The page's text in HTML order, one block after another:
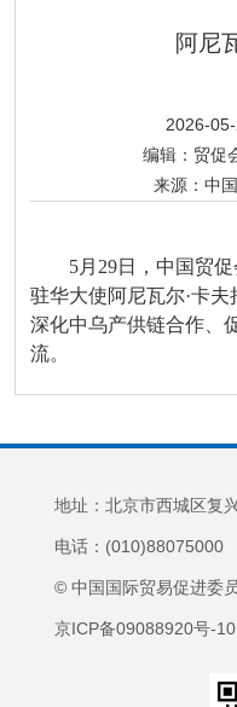
阿尼
2026-
编辑： 贸促
来源： 中
5月29日，中国贸
驻华大使阿尼瓦尔·卡夫
深化中乌产供链合作、
流。
地址：北京市西城区
电话：
© 中国国际贸易促进委
京ICP备09088920号-